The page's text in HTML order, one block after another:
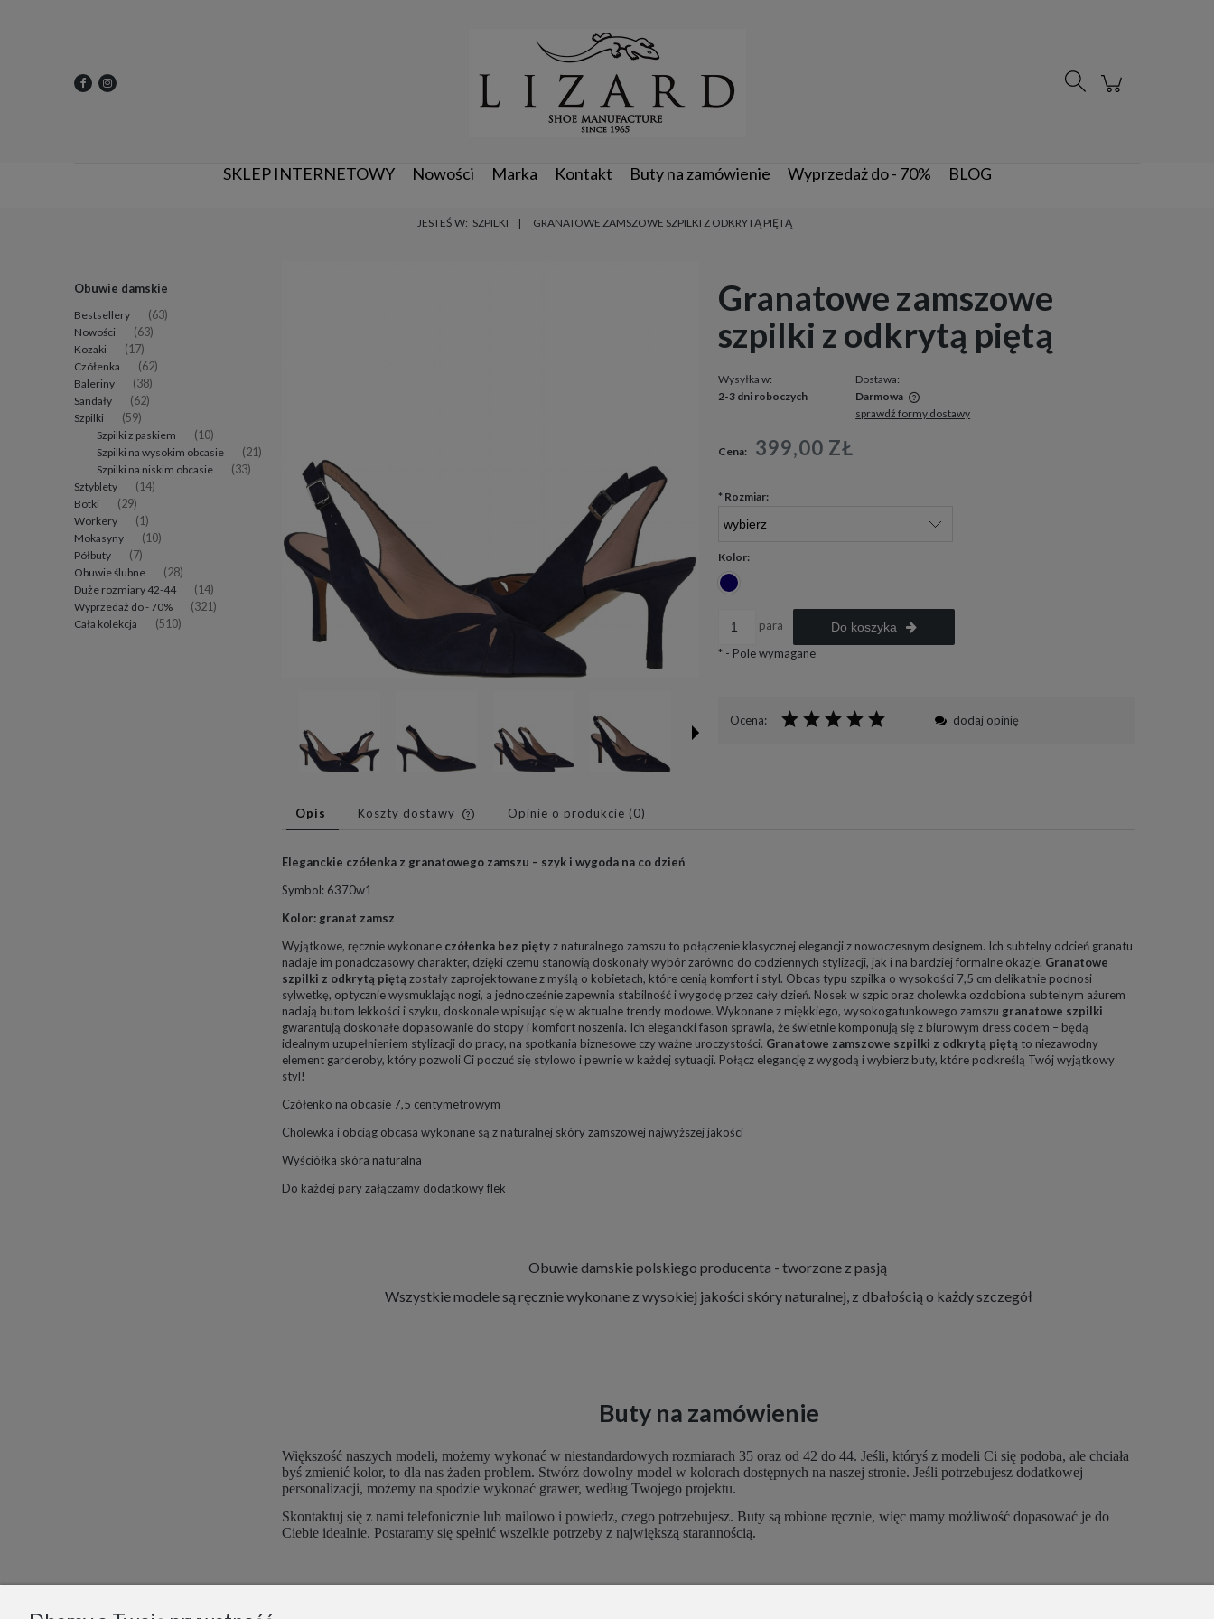
SKLEP INTERNETOWY Nowości Marka Kontakt Buty na zamówienie Wyprzedaż do - 70% BLOG
JESTEŚ W: SZPILKI GRANATOWE ZAMSZOWE SZPILKI Z ODKRYTĄ PIĘTĄ
Obuwie damskie
Bestsellery
(63)
Nowości
(63)
Kozaki
(17)
Czółenka
(62)
Baleriny
(38)
Sandały
(62)
Szpilki
(59)
Szpilki z paskiem
(10)
Szpilki na wysokim obcasie
(21)
Szpilki na niskim obcasie
(33)
Sztyblety
(14)
Botki
(29)
Workery
(1)
Mokasyny
(10)
Półbuty
(7)
Obuwie ślubne
(28)
Duże rozmiary 42-44
(14)
Wyprzedaż do - 70%
(321)
Cała kolekcja
(510)
Granatowe zamszowe
szpilki z odkrytą piętą
Wysyłka w:
2-3 dni roboczych
Dostawa:
Darmowa
płatności
sprawdź formy dostawy
Cena: 399,00 ZŁ
* Rozmiar:
Kolor:
para
Do koszyka
*- Pole wymagane
Ocena: dodaj opinię
Opis Koszty dostawy
Cena nie zawiera ewentualnych
Opinie o produkcie (0)
Eleganckie czółenka z granatowego zamszu – szyk i wygoda na co dzień
Symbol: 6370w1
Kolor: granat zamsz
Wyjątkowe, ręcznie wykonane czółenka bez piętyz naturalnego zamszu to połączenie klasycznej elegancji z nowoczesnym designem. Ich subtelny odcień granatu
nadaje im ponadczasowy charakter, dzięki czemu stanowią doskonały wybór zarówno do codziennych stylizacji, jak i na bardziej formalne okazje. Granatowe
szpilki z odkrytą piętą zostały zaprojektowane z myślą o kobietach, które cenią komfort i styl. Obcas typu szpilka o wysokości 7,5 cm delikatnie podnosi
sylwetkę, optycznie wysmuklając nogi, a jednocześnie zapewnia stabilność i wygodę przez cały dzień. Nosek w szpic oraz cholewka ozdobiona subtelnym ażurem
nadają butom lekkości i szyku, doskonale wpisując się w aktualne trendy modowe. Wykonane z miękkiego, wysokogatunkowego zamszu granatowe szpilki
gwarantują doskonałe dopasowanie do stopy i komfort noszenia. Ich elegancki fason sprawia, że świetnie komponują się z biurowym dress codem – będą
idealnym uzupełnieniem stylizacji do pracy, na spotkania biznesowe czy ważne uroczystości. Granatowe zamszowe szpilki z odkrytą piętą to niezawodny
element garderoby, który pozwoli Ci poczuć się stylowo i pewnie w każdej sytuacji. Połącz elegancję z wygodą i wybierz buty, które podkreślą Twój wyjątkowy
styl!
Czółenko na obcasie 7,5 centymetrowym
Cholewka i obciąg obcasa wykonane są z naturalnej skóry zamszowej najwyższej jakości
Wyściółka skóra naturalna
Do każdej pary załączamy dodatkowy flek
Obuwie damskie polskiego producenta - tworzone z pasją
Wszystkie modele są ręcznie wykonane z wysokiej jakości skóry naturalnej, z dbałością o każdy szczegół
Buty na zamówienie
Większość naszych modeli, możemy wykonać w niestandardowych rozmiarach 35 oraz od 42 do 44. Jeśli, któryś z modeli Ci się podoba, ale chciała
byś zmienić kolor, to dla nas żaden problem. Stwórz dowolny model w kolorach dostępnych na naszej stronie. Jeśli potrzebujesz dodatkowej
personalizacji, możemy na spodzie wykonać grawer, według Twojego projektu.
Skontaktuj się z nami telefonicznie lub mailowo i powiedz, czego potrzebujesz. Buty są robione ręcznie, więc mamy możliwość dopasować je do
Ciebie idealnie. Postaramy się spełnić wszelkie potrzeby z największą starannością.